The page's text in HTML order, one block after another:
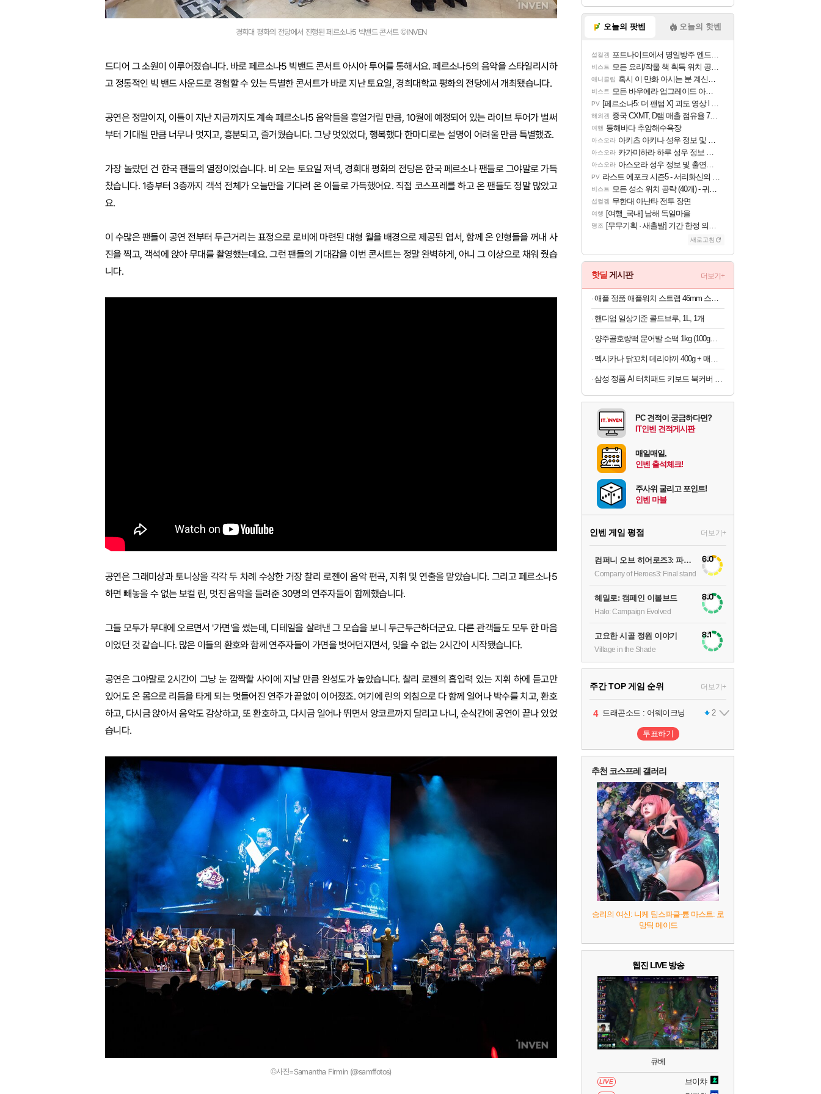
경희대 평화의 전당에서 진행된 페르소나5 빅밴드 콘서트 ©INVEN
드디어 그 소원이 이루어졌습니다. 바로 페르소나5 빅밴드 콘서트 아시아 투어를 통해서요. 페르소나5의 음악을 스타일리시하
고 정통적인 빅 밴드 사운드로 경험할 수 있는 특별한 콘서트가 바로 지난 토요일, 경희대학교 평화의 전당에서 개최됐습니다.
공연은 정말이지, 이틀이 지난 지금까지도 계속 페르소나5 음악들을 흥얼거릴 만큼, 10월에 예정되어 있는 라이브 투어가 벌써
부터 기대될 만큼 너무나 멋지고, 흥분되고, 즐거웠습니다. 그냥 멋있었다, 행복했다 한마디로는 설명이 어려울 만큼 특별했죠.
가장 놀랐던 건 한국 팬들의 열정이었습니다. 비 오는 토요일 저녁, 경희대 평화의 전당은 한국 페르소나 팬들로 그야말로 가득
찼습니다. 1층부터 3층까지 객석 전체가 오늘만을 기다려 온 이들로 가득했어요. 직접 코스프레를 하고 온 팬들도 정말 많았고
요.
이 수많은 팬들이 공연 전부터 두근거리는 표정으로 로비에 마련된 대형 월을 배경으로 제공된 엽서, 함께 온 인형들을 꺼내 사
진을 찍고, 객석에 앉아 무대를 촬영했는데요. 그런 팬들의 기대감을 이번 콘서트는 정말 완벽하게, 아니 그 이상으로 채워 줬습
니다.
공연은 그래미상과 토니상을 각각 두 차례 수상한 거장 찰리 로젠이 음악 편곡, 지휘 및 연출을 맡았습니다. 그리고 페르소나5
하면 빼놓을 수 없는 보컬 린, 멋진 음악을 들려준 30명의 연주자들이 함께했습니다.
그들 모두가 무대에 오르면서 '가면'을 썼는데, 디테일을 살려낸 그 모습을 보니 두근두근하더군요. 다른 관객들도 모두 한 마음
이었던 것 같습니다. 많은 이들의 환호와 함께 연주자들이 가면을 벗어던지면서, 잊을 수 없는 2시간이 시작됐습니다.
공연은 그야말로 2시간이 그냥 눈 깜짝할 사이에 지날 만큼 완성도가 높았습니다. 찰리 로젠의 흡입력 있는 지휘 하에 듣고만
있어도 온 몸으로 리듬을 타게 되는 멋들어진 연주가 끝없이 이어졌죠. 여기에 린의 외침으로 다 함께 일어나 박수를 치고, 환호
하고, 다시금 앉아서 음악도 감상하고, 또 환호하고, 다시금 일어나 뛰면서 앙코르까지 달리고 나니, 순식간에 공연이 끝나 있었
습니다.
©사진=Samantha Firmin (@samffotos)
오늘의 팟벤 오늘의 핫벤
섭컬겜 포트나이트에서 명일방주 엔드필드 [펠리카] 판매 예정
비스트 모든 요리/작물 책 획득 위치 공략 (36개) - 미식가 도전과제
애니클립 혹시 이 만화 아시는 분 계신가요
비스트 모든 바우에라 업그레이드 아이템 획득 위치 공략 (89개)
PV [페르소나5: 더 팬텀 X] 괴도 영상 l 타카마키 안·댄싱 스타
해외겜 중국 CXMT, D램 매출 점유율 7%…글로벌 4위로 부상
여행 동해바다 추암해수욕장
아스오라 아키츠 아키나 성우 정보 및 주요 필모
아스오라 카가미하라 하루 성우 정보 및 주요 필모
아스오라 아스오라 성우 정보 및 출연작 모음
PV 라스트 에포크 시즌5 - 서리화신의 분노 티저
비스트 모든 성소 위치 공략 (40개) - 귀환한 영혼 도전과제
섭컬겜 무한대 아난타 전투 장면
여행 [여행_국내] 남해 독일마을
명조 [무무기획 · 새출발] 기간 한정 의뢰 이벤트
새로고침
핫딜 게시판 더보기+
애플 정품 애플워치 스트랩 46mm 스포츠 밴드, M/L, 앵커 블루
핸디엄 일상기준 콜드브루, 1L, 1개
양주골호랑떡 문어발 소떡 1kg (100g당 1,340원)
멕시카나 닭꼬치 데리야끼 400g + 매콤숯불 450g (100g당 2,410원)
삼성 정품 AI 터치패드 키보드 북커버 케이스 그레이, 갤럭시 탭 S11 울트라
PC 견적이 궁금하다면?
IT인벤 견적게시판
매일매일,
인벤 출석체크!
주사위 굴리고 포인트!
인벤 마블
인벤 게임 평점 더보기+
컴퍼니 오브 히어로즈3: 파이널 스탠드
Company of Heroes3: Final stand
6.0
헤일로: 캠페인 이볼브드
Halo: Campaign Evolved
8.0
고요한 시골 정원 이야기
Village in the Shade
8.1
주간 TOP 게임 순위 더보기+
1 팰월드
2 1
3 프로야구스피리츠2026 2
4 드래곤소드 : 어웨이크닝 2
5 블라인드 삼국 1
6 그랑블루 판타지 리링크 - 엔드리스 라그나로크 1
7 리듬 천국 미라클 스타즈 2
8 헤일로: 캠페인 이볼브드 2
9 캡틴 츠바사 2 월드 파이터즈
10 레고 배트맨: 레거시 오브 더 다크 나이트
투표하기
추천 코스프레 갤러리
승리의 여신: 니케 팀스파클-륨 마스트: 로
망틱 메이드
웹진 LIVE 방송
큐베
LIVE 브이챠